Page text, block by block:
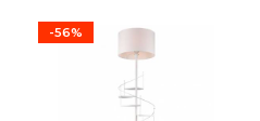
-56%